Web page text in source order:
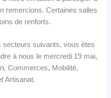
remercions. Certaines salles
de renforts.
secteurs suivants, vous êtes
à nous le mercredi 19 mai,
Commerces, Mobilité,
Artisanat.